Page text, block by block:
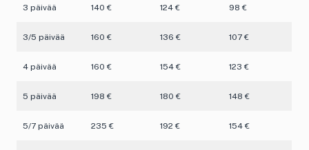
3 päivää 140 € 124 € 98 €
3/5 päivää 160 € 136 € 107 €
4 päivää 160 € 154 € 123 €
5 päivää 198 € 180 € 148 €
5/7 päivää 235 € 192 € 154 €